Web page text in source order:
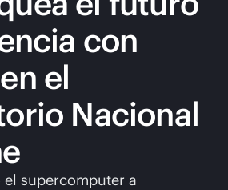
con
el
Nacional
supercomputer a